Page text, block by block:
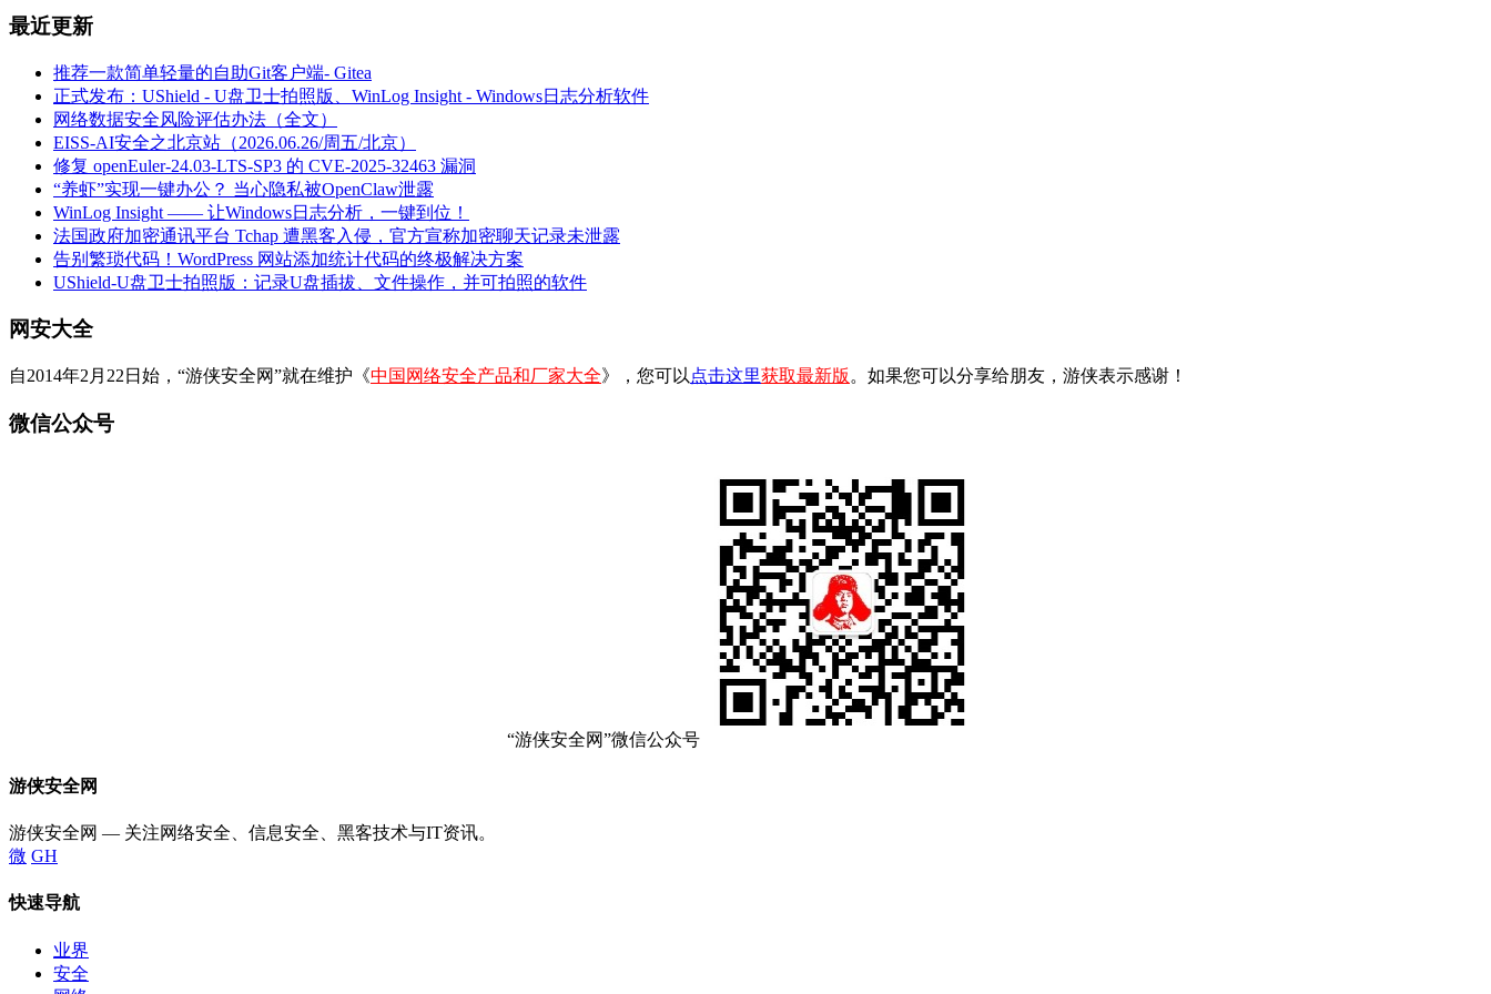
最近更新
推荐一款简单轻量的自助Git客户端- Gitea
正式发布：UShield - U盘卫士拍照版、WinLog Insight - Windows日志分析软件
网络数据安全风险评估办法（全文）
EISS-AI安全之北京站（2026.06.26/周五/北京）
修复 openEuler-24.03-LTS-SP3 的 CVE-2025-32463 漏洞
“养虾”实现一键办公？ 当心隐私被OpenClaw泄露
WinLog Insight —— 让Windows日志分析，一键到位！
法国政府加密通讯平台 Tchap 遭黑客入侵，官方宣称加密聊天记录未泄露
告别繁琐代码！WordPress 网站添加统计代码的终极解决方案
UShield-U盘卫士拍照版：记录U盘插拔、文件操作，并可拍照的软件
网安大全
自2014年2月22日始，“游侠安全网”就在维护《中国网络安全产品和厂家大全》，您可以 点击这里获取最新版 。如果您可以分享给朋友，游侠表示感谢！
微信公众号
“游侠安全网”微信公众号
游侠安全网
游侠安全网 — 关注网络安全、信息安全、黑客技术与IT资讯。
微 GH
快速导航
业界
安全